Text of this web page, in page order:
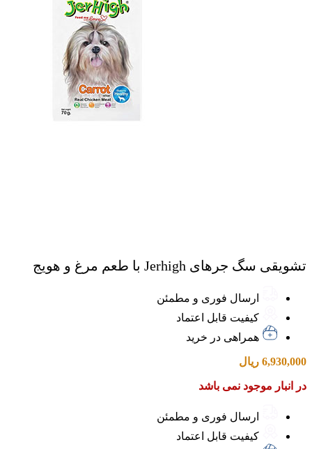
تشویقی سگ جرهای Jerhigh با طعم مرغ و هویج
ارسال فوری و مطمئن
کیفیت قابل اعتماد
همراهی در خرید
6,930,000 ریال
در انبار موجود نمی باشد
ارسال فوری و مطمئن
کیفیت قابل اعتماد